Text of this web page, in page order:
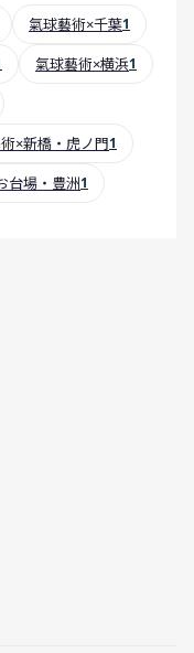
氣球藝術×千葉1
氣球藝術×横浜1
×新橋・虎ノ門1
台場・豊洲1